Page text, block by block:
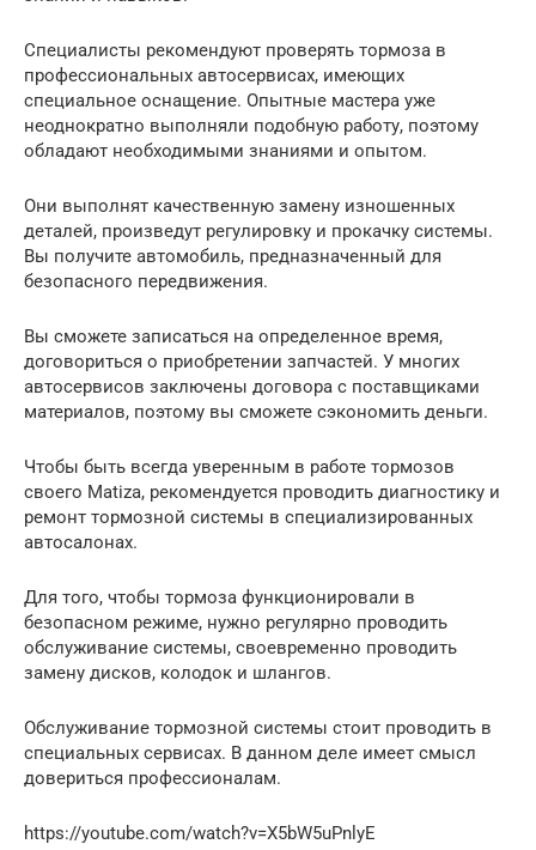
Специалисты рекомендуют проверять тормоза в
профессиональных автосервисах, имеющих
специальное оснащение. Опытные мастера уже
неоднократно выполняли подобную работу, поэтому
обладают необходимыми знаниями и опытом.
Они выполнят качественную замену изношенных
деталей, произведут регулировку и прокачку системы.
Вы получите автомобиль, предназначенный для
безопасного передвижения.
Вы сможете записаться на определенное время,
договориться о приобретении запчастей. У многих
автосервисов заключены договора с поставщиками
материалов, поэтому вы сможете сэкономить деньги.
Чтобы быть всегда уверенным в работе тормозов
своего Matizа, рекомендуется проводить диагностику и
ремонт тормозной системы в специализированных
автосалонах.
Для того, чтобы тормоза функционировали в
безопасном режиме, нужно регулярно проводить
обслуживание системы, своевременно проводить
замену дисков, колодок и шлангов.
Обслуживание тормозной системы стоит проводить в
специальных сервисах. В данном деле имеет смысл
довериться профессионалам.
https://youtube.com/watch?v=X5bW5uPnlyE